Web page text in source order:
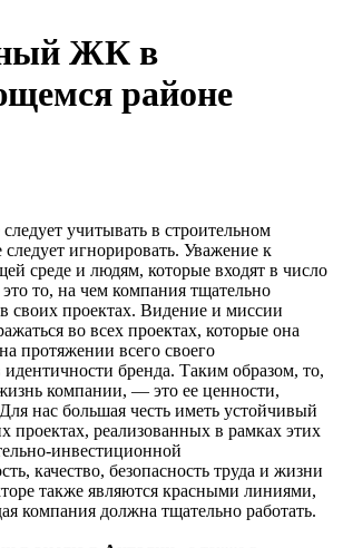
ЖК в
районе
учитывать в строительном
следует игнорировать. Уважение к
среде и людям, которые входят в число
то, на чем компания тщательно
в своих проектах. Видение и миссии
во всех проектах, которые она
протяжении всего своего
бренда. Таким образом, то,
компании, — это ее ценности,
нас большая честь иметь устойчивый
проектах, реализованных в рамках этих
инвестиционной
качество, безопасность труда и жизни
также являются красными линиями,
компания должна тщательно работать.